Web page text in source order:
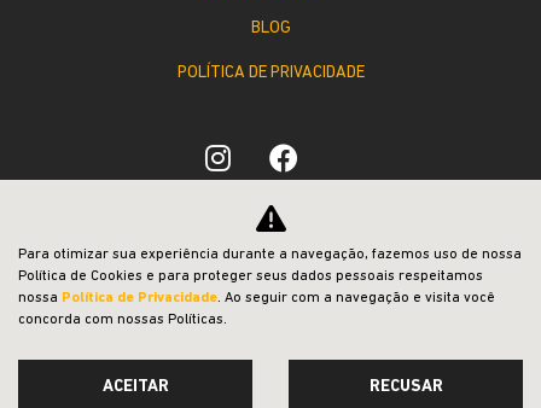
BLOG
POLÍTICA DE PRIVACIDADE
Desacelere. Seu bem maior é a vida.
Para otimizar sua experiência durante a navegação, fazemos uso de nossa
Política de Cookies e para proteger seus dados pessoais respeitamos
nossa Política de Privacidade. Ao seguir com a navegação e visita você
concorda com nossas Políticas.
ACEITAR RECUSAR